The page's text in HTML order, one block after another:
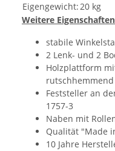
Eigengewicht:20 kg
Weitere
stabile
2 Lenk- und 2
Holzplattform
rutschhemmend
Feststeller an
1757-3
Naben mit
Qualität "Made
10 Jahre